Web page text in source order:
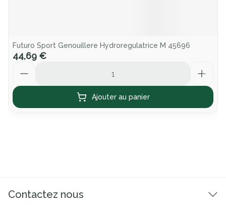
Futuro Sport Genouillere Hydroregulatrice M 45696
44,69 €
Ajouter au panier
Contactez nous